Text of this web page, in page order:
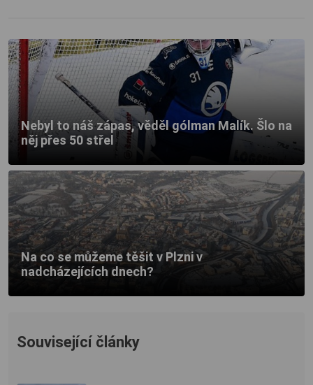
Nebyl to náš zápas, věděl gólman Malík. Šlo na
něj přes 50 střel
Na co se můžeme těšit v Plzni v
nadcházejících dnech?
Související články